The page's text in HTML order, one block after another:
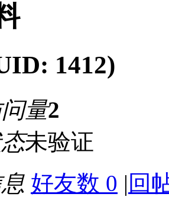
1412)
量2
未验证
好友数 0 | 回